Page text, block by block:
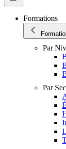
Formations
Par
Par